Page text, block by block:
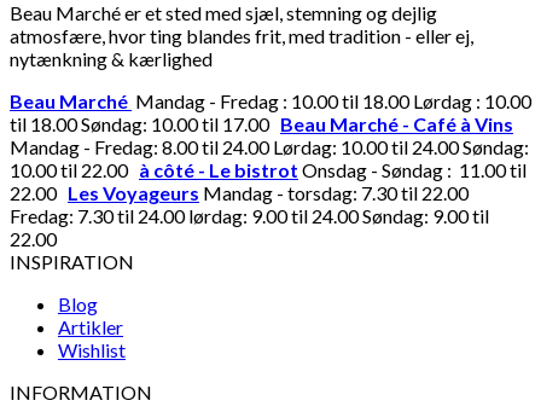
Beau Marché er et sted med sjæl, stemning og dejlig
atmosfære, hvor ting blandes frit, med tradition - eller ej,
nytænkning & kærlighed
Beau Marché Mandag - Fredag : 10.00 til 18.00 Lørdag : 10.00
til 18.00 Søndag: 10.00 til 17.00 Beau Marché - Café à Vins
Mandag - Fredag: 8.00 til 24.00 Lørdag: 10.00 til 24.00 Søndag:
10.00 til 22.00 à côté - Le bistrot Onsdag - Søndag : 11.00 til
22.00 Les Voyageurs Mandag - torsdag: 7.30 til 22.00
Fredag: 7.30 til 24.00 lørdag: 9.00 til 24.00 Søndag: 9.00 til
22.00
INSPIRATION
Blog
Artikler
Wishlist
INFORMATION